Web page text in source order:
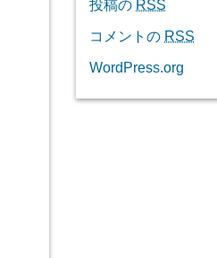
投稿の RSS
コメントの RSS
WordPress.org